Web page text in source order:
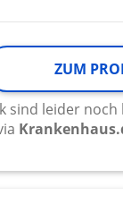
ZUM
sind leider
Personalisierung
Auswahl